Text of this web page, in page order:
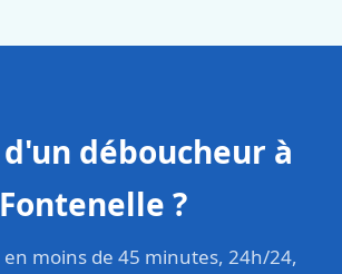
déboucheur à
Fontenelle ?
moins de 45 minutes, 24h/24,